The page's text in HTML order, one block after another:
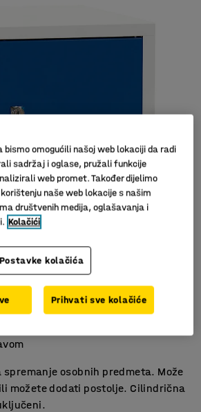
osobnih predmeta. Može
možete dodati postolje. Cilindrična
bismo omogućili našoj web lokaciji da radi
sadržaj i oglase, pružali funkcije
web promet. Također dijelimo
naše web lokacije s našim
društvenih medija, oglašavanja i
Kolačići
Postavke kolačića
Prihvati sve kolačiće